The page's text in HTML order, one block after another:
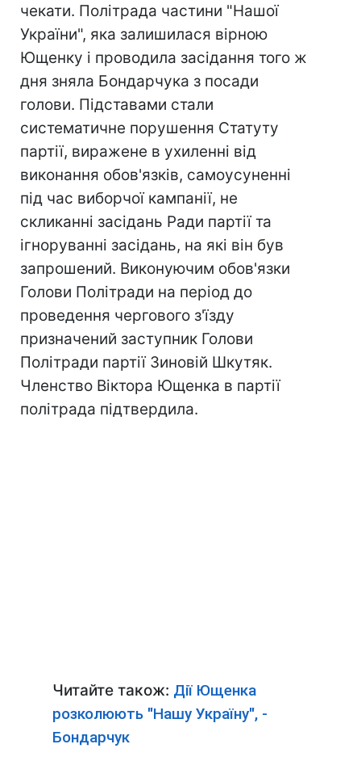
чекати. Політрада частини "Нашої
України", яка залишилася вірною
Ющенку і проводила засідання того ж
дня зняла Бондарчука з посади
голови. Підставами стали
систематичне порушення Статуту
партії, виражене в ухиленні від
виконання обов'язків, самоусуненні
під час виборчої кампанії, не
скликанні засідань Ради партії та
ігноруванні засідань, на які він був
запрошений. Виконуючим обов'язки
Голови Політради на період до
проведення чергового з'їзду
призначений заступник Голови
Політради партії Зиновій Шкутяк.
Членство Віктора Ющенка в партії
політрада підтвердила.
Читайте також: Дії Ющенка
розколюють "Нашу Україну", -
Бондарчук